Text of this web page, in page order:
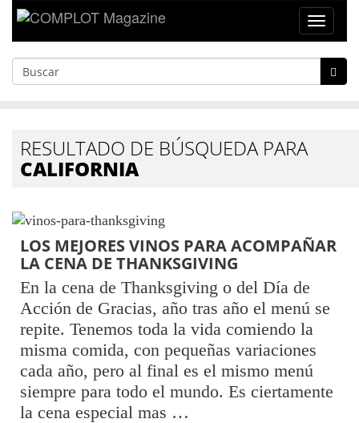
Toggle
RESULTADO DE BÚSQUEDA PARA
CALIFORNIA
LOS MEJORES VINOS PARA ACOMPAÑAR
LA CENA DE THANKSGIVING
En la cena de Thanksgiving o del Día de
Acción de Gracias, año tras año el menú se
repite. Tenemos toda la vida comiendo la
misma comida, con pequeñas variaciones
cada año, pero al final es el mismo menú
siempre para todo el mundo. Es ciertamente
la cena especial mas …